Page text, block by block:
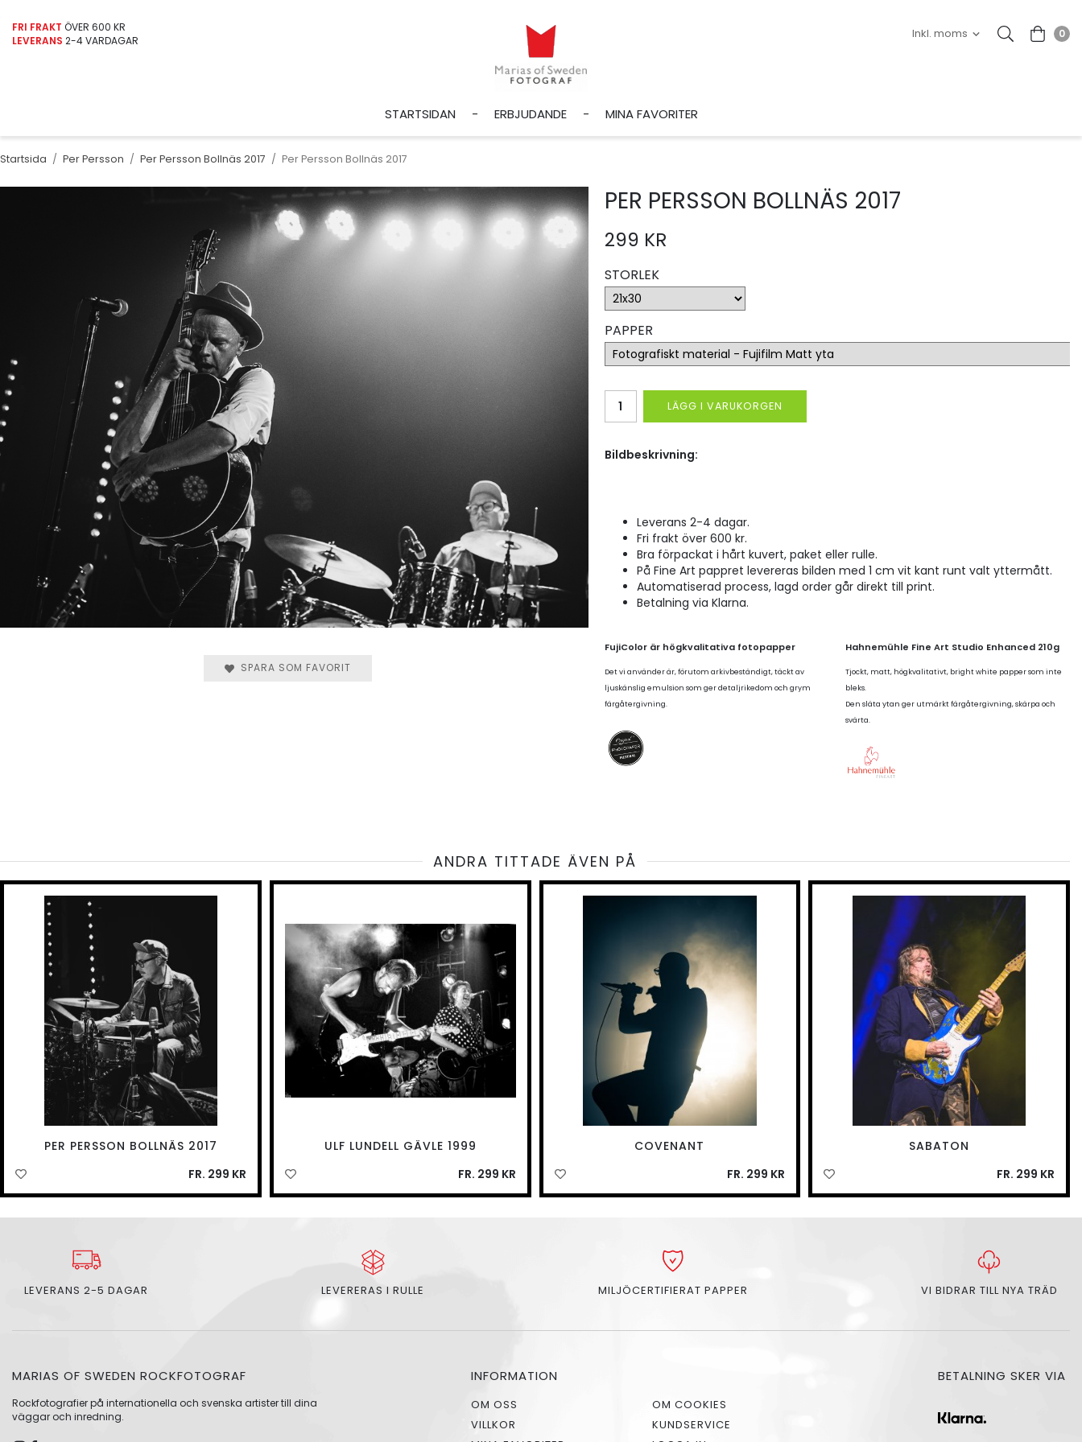
FRI FRAKT ÖVER 600 KR
LEVERANS 2-4 VARDAGAR
0
STARTSIDAN ERBJUDANDE MINA FAVORITER
Startsida / Per Persson / Per Persson Bollnäs 2017 / Per Persson Bollnäs 2017
PER PERSSON BOLLNÄS 2017
299 KR
STORLEK
PAPPER
LÄGG I VARUKORGEN
Bildbeskrivning:
Leverans 2-4 dagar.
Fri frakt över 600 kr.
Bra förpackat i hårt kuvert, paket eller rulle.
På Fine Art pappret levereras bilden med 1 cm vit kant runt valt yttermått.
Automatiserad process, lagd order går direkt till print.
Betalning via Klarna.
FujiColor är högkvalitativa fotopapper
Det vi använder är, förutom arkivbeständigt, täckt av
ljuskänslig emulsion som ger detaljrikedom och grym
färgåtergivning.
Hahnemühle Fine Art Studio Enhanced 210g
Tjockt, matt, högkvalitativt, bright white papper som inte
bleks.
Den släta ytan ger utmärkt färgåtergivning, skärpa och
svärta.
SPARA SOM FAVORIT
ANDRA TITTADE ÄVEN PÅ
PER PERSSON BOLLNÄS 2017
FR. 299 KR
ULF LUNDELL GÄVLE 1999
FR. 299 KR
COVENANT
FR. 299 KR
SABATON
FR. 299 KR
LEVERANS 2-5 DAGAR LEVERERAS I RULLE MILJÖCERTIFIERAT PAPPER VI BIDRAR TILL NYA TRÄD
MARIAS OF SWEDEN ROCKFOTOGRAF
Rockfotografier på internationella och svenska artister till dina
väggar och inredning.
INFORMATION
OM OSS
OM COOKIES
VILLKOR
KUNDSERVICE
BETALNING SKER VIA